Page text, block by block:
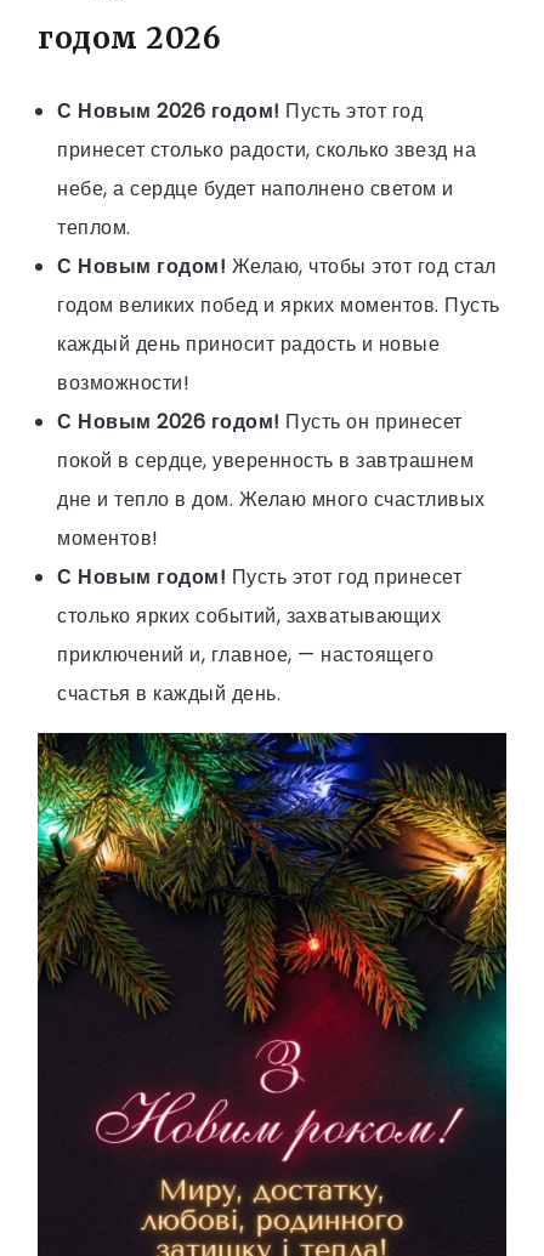
годом 2026
С Новым 2026 годом! Пусть этот год
принесет столько радости, сколько звезд на
небе, а сердце будет наполнено светом и
теплом.
С Новым годом! Желаю, чтобы этот год стал
годом великих побед и ярких моментов. Пусть
каждый день приносит радость и новые
возможности!
С Новым 2026 годом! Пусть он принесет
покой в сердце, уверенность в завтрашнем
дне и тепло в дом. Желаю много счастливых
моментов!
С Новым годом! Пусть этот год принесет
столько ярких событий, захватывающих
приключений и, главное, — настоящего
счастья в каждый день.